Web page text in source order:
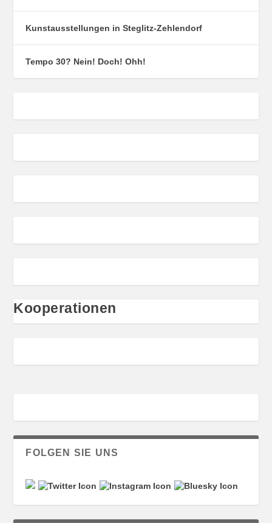
Kunstausstellungen in Steglitz-Zehlendorf
Tempo 30? Nein! Doch! Ohh!
Kooperationen
FOLGEN SIE UNS